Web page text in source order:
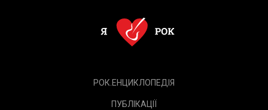
РОК.ЕНЦИКЛОПЕДІЯ
ПУБЛІКАЦІЇ